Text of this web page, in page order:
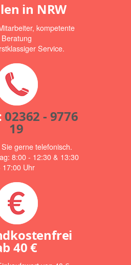
in NRW
kompetente
Beratung
Service.
02362 - 9776
19
gerne telefonisch.
8:00 - 12:30 & 13:30
17:00 Uhr
40 €